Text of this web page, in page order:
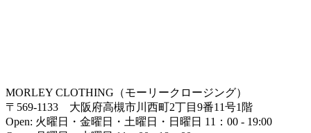
MORLEY CLOTHING（モーリークロージング）
〒569-1133 大阪府高槻市川西町2丁目9番11号1階
Open: 火曜日・金曜日・土曜日・日曜日 11：00 - 19:00